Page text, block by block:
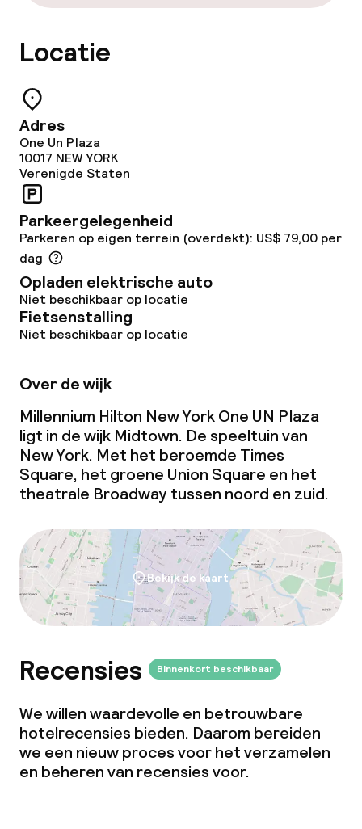
Locatie
Adres
One Un Plaza
10017 NEW YORK
Verenigde Staten
Parkeergelegenheid
Parkeren op eigen terrein (overdekt): US$ 79,00 per
dag
Opladen elektrische auto
Niet beschikbaar op locatie
Fietsenstalling
Niet beschikbaar op locatie
Over de wijk
Millennium Hilton New York One UN Plaza
ligt in de wijk Midtown. De speeltuin van
New York. Met het beroemde Times
Square, het groene Union Square en het
theatrale Broadway tussen noord en zuid.
Bekijk de kaart
Recensies Binnenkort beschikbaar
We willen waardevolle en betrouwbare
hotelrecensies bieden. Daarom bereiden
we een nieuw proces voor het verzamelen
en beheren van recensies voor.